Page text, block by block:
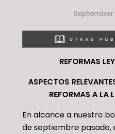
September
REFORMAS
ASPECTOS
REFORMAS A LA
En alcance a nuestro
de septiembre pasado,